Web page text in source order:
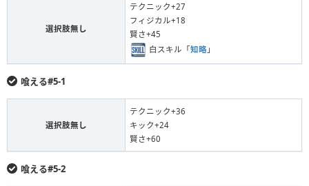
選択肢無し
テクニック+27
フィジカル+18
賢さ+45
白スキル「知略 」
喰える#5-1
選択肢無し
テクニック+36
キック+24
賢さ+60
喰える#5-2